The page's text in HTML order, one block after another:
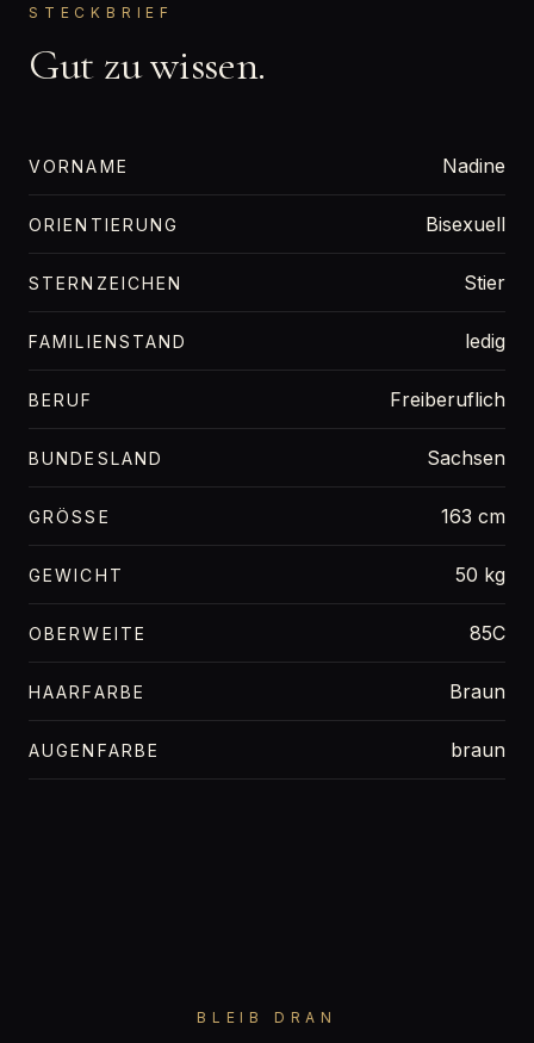
STECKBRIEF
Gut zu wissen.
VORNAME Nadine
ORIENTIERUNG Bisexuell
STERNZEICHEN Stier
FAMILIENSTAND ledig
BERUF Freiberuflich
BUNDESLAND Sachsen
GRÖSSE 163 cm
GEWICHT 50 kg
OBERWEITE 85C
HAARFARBE Braun
AUGENFARBE braun
BLEIB DRAN